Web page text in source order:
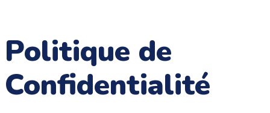
Politique de
Confidentialité